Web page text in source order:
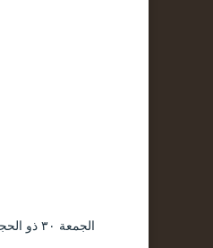
الجمعة ۳۰ ذو الحجة ۱٤٤۳ هـ الموافق ۲۹ يوليو ۲۰۲۲ مـ |